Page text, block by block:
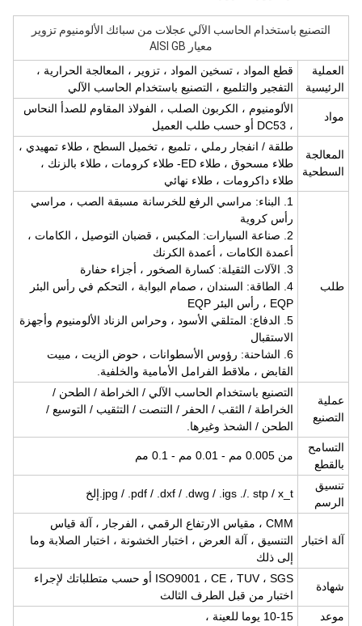
التصنيع باستخدام الحاسب الآلي عجلات من سبائك الألومنيوم تزوير
معيار AISI GB
العملية
الرئيسية
قطع المواد ، تسخين المواد ، تزوير ، المعالجة الحرارية ،
التفجير والتلميع ، التصنيع باستخدام الحاسب الآلي
مواد
الألومنيوم ، الكربون الصلب ، الفولاذ المقاوم للصدأ النحاس
، DC53 أو حسب طلب العميل
المعالجة
السطحية
طلقة / انفجار رملي ، تلميع ، تخميل السطح ، طلاء تمهيدي ،
طلاء مسحوق ، طلاء ED- طلاء كرومات ، طلاء بالزنك ،
طلاء داكرومات ، طلاء نهائي
طلب
1. البناء: مراسي الرفع للخرسانة مسبقة الصب ، مراسي
رأس كروية
2. صناعة السيارات: المكبس ، قضبان التوصيل ، الكامات ،
أعمدة الكامات ، أعمدة الكرنك
3. الآلات الثقيلة: كسارة الصخور ، أجزاء حفارة
4. الطاقة: السندان ، صمام البوابة ، التحكم في رأس البئر
EQP ، رأس البئر EQP
5. الدفاع: المتلقي الأسود ، وحراس الزناد الألومنيوم وأجهزة
الاستقبال
6. الشاحنة: رؤوس الأسطوانات ، حوض الزيت ، مبيت
القابض ، ملاقط الفرامل الأمامية والخلفية.
عملية
التصنيع
التصنيع باستخدام الحاسب الآلي / الخراطة / الطحن /
الخراطة / الثقب / الحفر / التنصت / التثقيب / التوسيع / ​​
الطحن / الشحذ وغيرها.
التسامح
بالقطع
من 0.005 مم - 0.01 مم - 0.1 مم
تنسيق
الرسم
jpg / .pdf / .dxf / .dwg / .igs ./. stp / x_t.إلخ
آلة اختبار
CMM ، مقياس الارتفاع الرقمي ، الفرجار ، آلة قياس
التنسيق ، آلة العرض ، اختبار الخشونة ، اختبار الصلابة وما
إلى ذلك
شهادة
ISO9001 ، CE ، TUV ، SGS أو حسب متطلباتك لإجراء
اختبار من قبل الطرف الثالث
موعد
10-15 يوما للعينة ،